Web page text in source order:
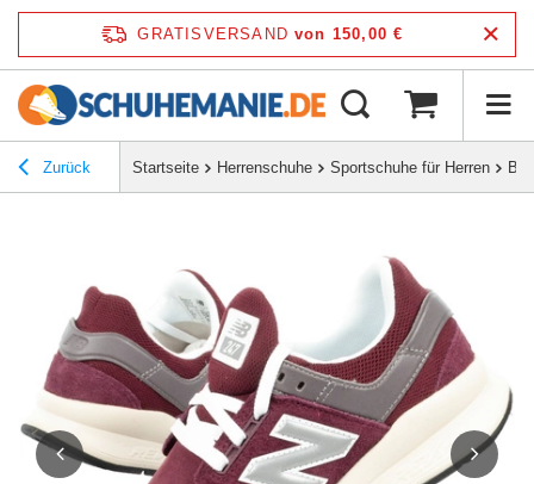
GRATISVERSAND von 150,00 €
Zurück Startseite Herrenschuhe Sportschuhe für Herren